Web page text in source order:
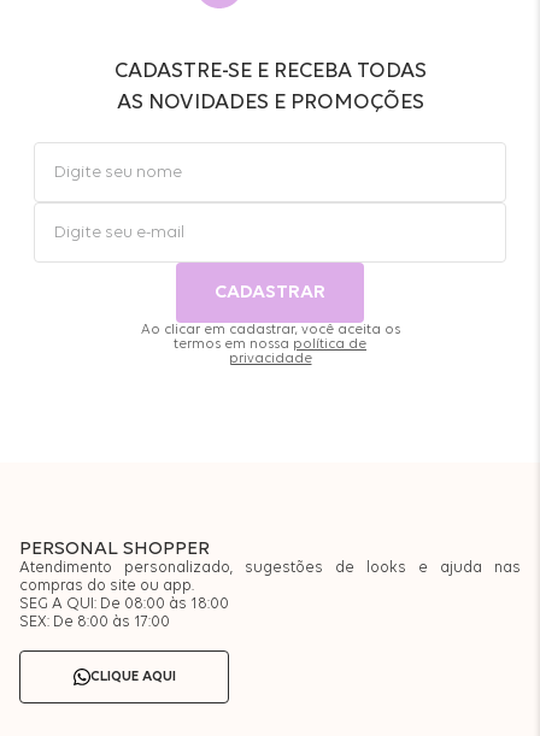
CADASTRE-SE E RECEBA TODAS
AS NOVIDADES E PROMOÇÕES
CADASTRAR
Ao clicar em cadastrar, você aceita os
termos em nossa política de
privacidade
PERSONAL SHOPPER
Atendimento personalizado, sugestões de looks e ajuda nas
compras do site ou app.
SEG A QUI: De 08:00 às 18:00
SEX: De 8:00 às 17:00
CLIQUE AQUI